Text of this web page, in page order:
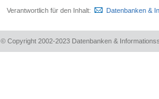
Verantwortlich für den Inhalt: Datenbanken &
© Copyright 2002-2023 Datenbanken &